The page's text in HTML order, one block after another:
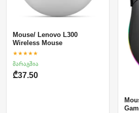
Mouse/ Lenovo L300
Wireless Mouse
★★★★★
მარაგშია
₾37.50